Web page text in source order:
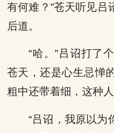
有何难？”苍天听见吕
后道。
“哈。”吕诏打了
苍天，还是心生忌惮
粗中还带着细，这种
“吕诏，我原以为